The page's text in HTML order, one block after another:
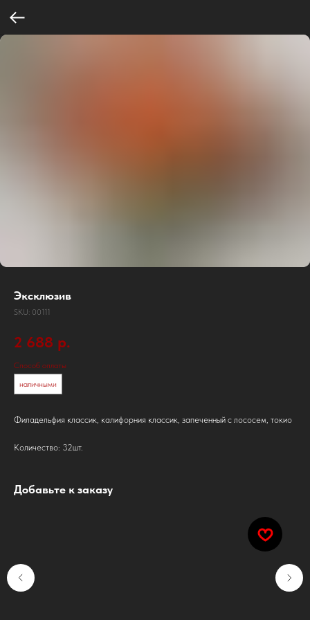
Эксклюзив
SKU: 00111
2 688 р.
Способ оплаты
наличными
Филадельфия классик, калифорния классик, запеченный с лососем, токио
Количество: 32шт.
Добавьте к заказу